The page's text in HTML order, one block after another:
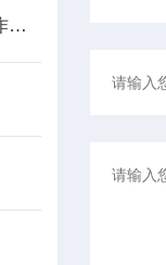
可调式移液器的6个操作步骤